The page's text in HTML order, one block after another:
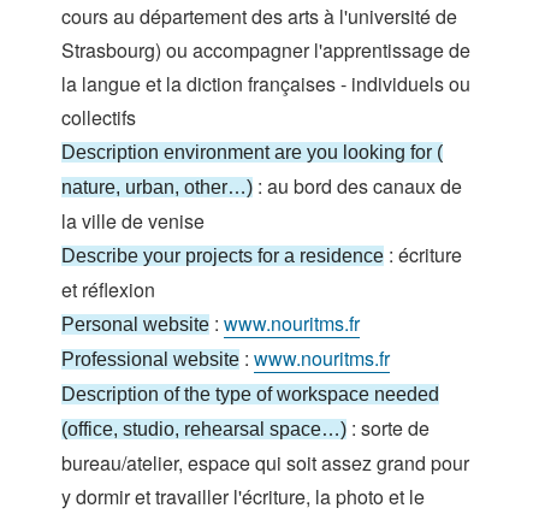
cours au département des arts à l'université de
Strasbourg) ou accompagner l'apprentissage de
la langue et la diction françaises - individuels ou
collectifs
Description environment are you looking for (
nature, urban, other…) : au bord des canaux de
la ville de venise
Describe your projects for a residence : écriture
et réflexion
Personal website :www.nouritms.fr
Professional website :www.nouritms.fr
Description of the type of workspace needed
(office, studio, rehearsal space…) : sorte de
bureau/atelier, espace qui soit assez grand pour
y dormir et travailler l'écriture, la photo et le